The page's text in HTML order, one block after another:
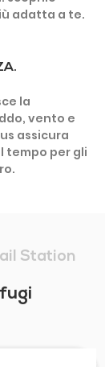
adatta a te.
la
vento e
assicura
tempo per gli
Station